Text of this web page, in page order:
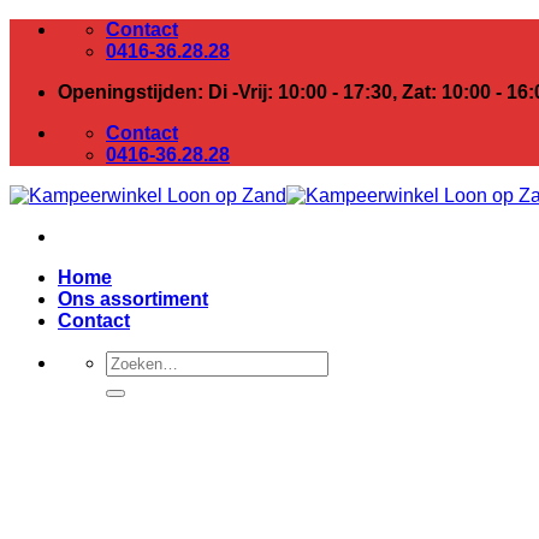
Contact
0416-36.28.28
Openingstijden: Di -Vrij: 10:00 - 17:30, Zat: 10:00 -
Contact
0416-36.28.28
Home
Ons assortiment
Contact
Zoeken
naar: